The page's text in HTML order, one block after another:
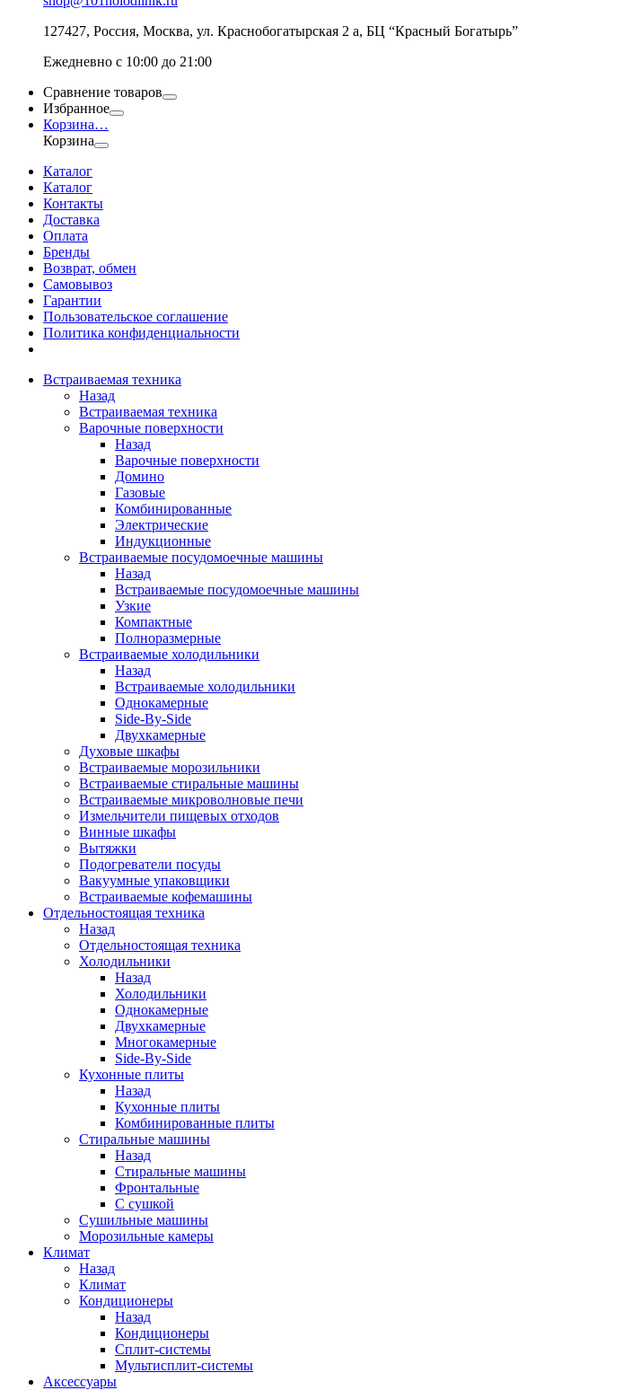
127427, Россия, Москва, ул. Краснобогатырская 2 а, БЦ “Красный Богатырь”
Ежедневно с 10:00 до 21:00
Сравнение товаров
Избранное
Корзина…
Корзина
Каталог
Каталог
Контакты
Доставка
Оплата
Бренды
Возврат, обмен
Самовывоз
Гарантии
Пользовательское соглашение
Политика конфиденциальности
Встраиваемая техника
Назад
Встраиваемая техника
Варочные поверхности
Назад
Варочные поверхности
Домино
Газовые
Комбинированные
Электрические
Индукционные
Встраиваемые посудомоечные машины
Назад
Встраиваемые посудомоечные машины
Узкие
Компактные
Полноразмерные
Встраиваемые холодильники
Назад
Встраиваемые холодильники
Однокамерные
Side-By-Side
Двухкамерные
Духовые шкафы
Встраиваемые морозильники
Встраиваемые стиральные машины
Встраиваемые микроволновые печи
Измельчители пищевых отходов
Винные шкафы
Вытяжки
Подогреватели посуды
Вакуумные упаковщики
Встраиваемые кофемашины
Отдельностоящая техника
Назад
Отдельностоящая техника
Холодильники
Назад
Холодильники
Однокамерные
Двухкамерные
Многокамерные
Side-By-Side
Кухонные плиты
Назад
Кухонные плиты
Комбинированные плиты
Стиральные машины
Назад
Стиральные машины
Фронтальные
С сушкой
Сушильные машины
Морозильные камеры
Климат
Назад
Климат
Кондиционеры
Назад
Кондиционеры
Сплит-системы
Мультисплит-системы
Аксессуары